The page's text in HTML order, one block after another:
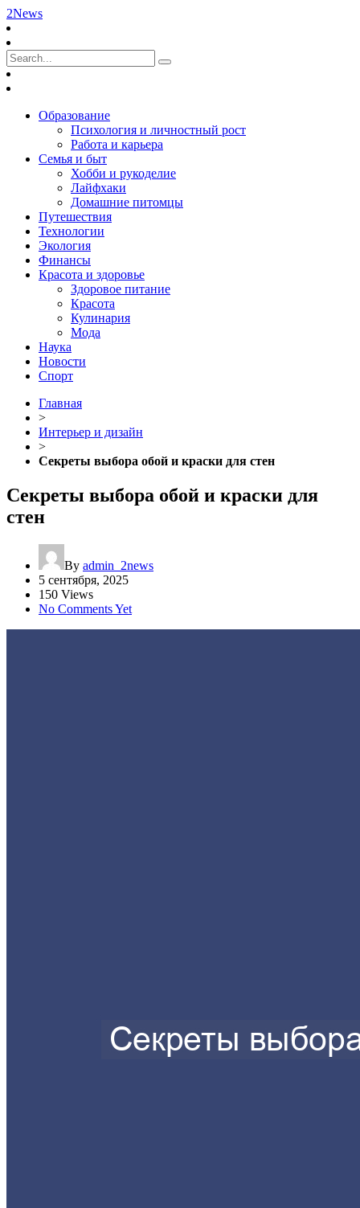
2News
Образование
Психология и личностный рост
Работа и карьера
Семья и быт
Хобби и рукоделие
Лайфхаки
Домашние питомцы
Путешествия
Технологии
Экология
Финансы
Красота и здоровье
Здоровое питание
Красота
Кулинария
Мода
Наука
Новости
Спорт
Главная
>
Интерьер и дизайн
>
Секреты выбора обой и краски для стен
Секреты выбора обой и краски для
стен
By admin_2news
5 сентября, 2025
150 Views
No Comments Yet